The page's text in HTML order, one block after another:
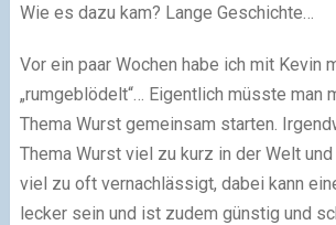
Wie es dazu kam? Lange Geschichte…
Vor ein paar Wochen habe ich mit Kevin
„rumgeblödelt“… Eigentlich müsste man
Thema Wurst gemeinsam starten.
Thema Wurst viel zu kurz in der Welt
viel zu oft vernachlässigt, dabei kann
lecker sein und ist zudem günstig und